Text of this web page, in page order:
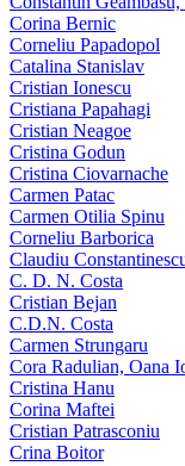
Corina Bernic
Corneliu Papadopol
Catalina Stanislav
Cristian Ionescu
Cristiana Papahagi
Cristian Neagoe
Cristina Godun
Cristina Ciovarnache
Carmen Patac
Carmen Otilia Spinu
Corneliu Barborica
Claudiu
C. D. N. Costa
Cristian Bejan
C.D.N. Costa
Carmen Strungaru
Cora Radulian, Oana
Cristina Hanu
Corina Maftei
Cristian Patrasconiu
Crina Boitor